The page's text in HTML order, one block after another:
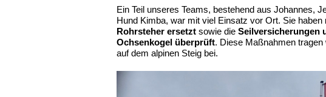
Ein Teil unseres Teams, bestehend aus Johannes,
Hund Kimba, war mit viel Einsatz vor Ort. Sie haben
Rohrsteher ersetzt sowie die Seilversicherungen
Ochsenkogel überprüft. Diese Maßnahmen
auf dem alpinen Steig bei.